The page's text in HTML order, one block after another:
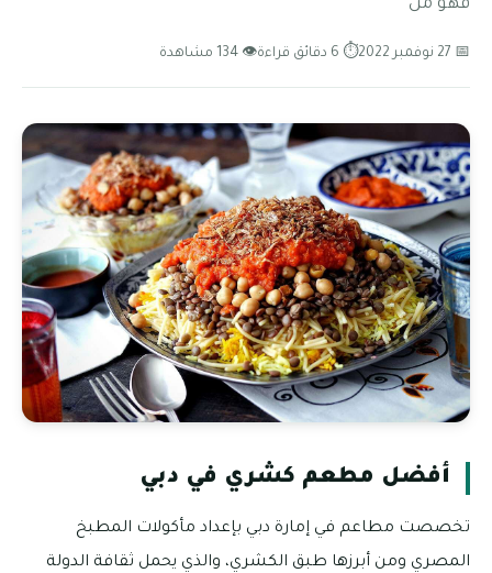
فهو من
📅 27 نوفمبر 2022 ⏱ 6 دقائق قراءة 👁 134 مشاهدة
أفضل مطعم كشري في دبي
تخصصت مطاعم في إمارة دبي بإعداد مأكولات المطبخ
المصري ومن أبرزها طبق الكشري، والذي يحمل ثقافة الدولة